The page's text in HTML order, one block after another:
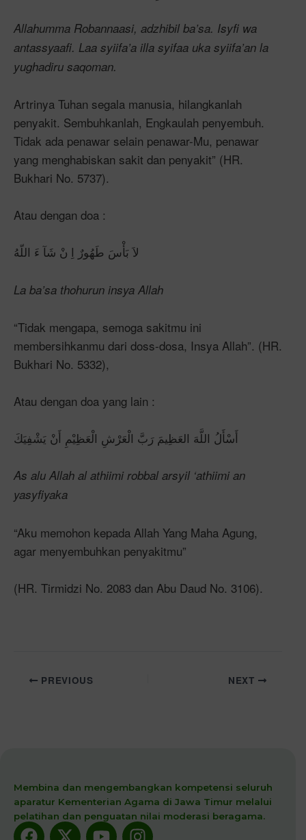
Allahumma Robannaasi, adzhibil ba’sa. Isyfi wa
antassyaafi. Laa syiifa’a illa syifaa uka syiifa’an la
yughadiru saqoman.
Artrinya Tuhan segala manusia, hilangkanlah
penyakit. Sembuhkanlah, Engkaulah penyembuh.
Tidak ada penawar selain penawar-Mu, penawar
yang menghabiskan sakit dan penyakit” (HR.
Bukhari No. 5737).
Atau dengan doa :
لاَ بَأْسَ طَهُورٌ اِ نْ شَآ ءَ اللّهُ
La ba’sa thohurun insya Allah
“Tidak mengapa, semoga sakitmu ini
membersihkanmu dari doss-dosa, Insya Allah”. (HR.
Bukhari No. 5332),
Atau dengan doa yang lain :
أَسْأَلُ اللَّهَ العَظِيمَ رَبَّ الْعَرْشِ الْعَظِيْمِ أَنْ يَشْفِيَكَ
As alu Allah al athiimi robbal arsyil ‘athiimi an
yasyfiyaka
“Aku memohon kepada Allah Yang Maha Agung,
agar menyembuhkan penyakitmu”
(HR. Tirmidzi No. 2083 dan Abu Daud No. 3106).
PREVIOUS NEXT
Membina dan mengembangkan kompetensi seluruh
aparatur Kementerian Agama di Jawa Timur melalui
pelatihan dan penguatan nilai moderasi beragama.
Facebook
X- YoutubeInstagram